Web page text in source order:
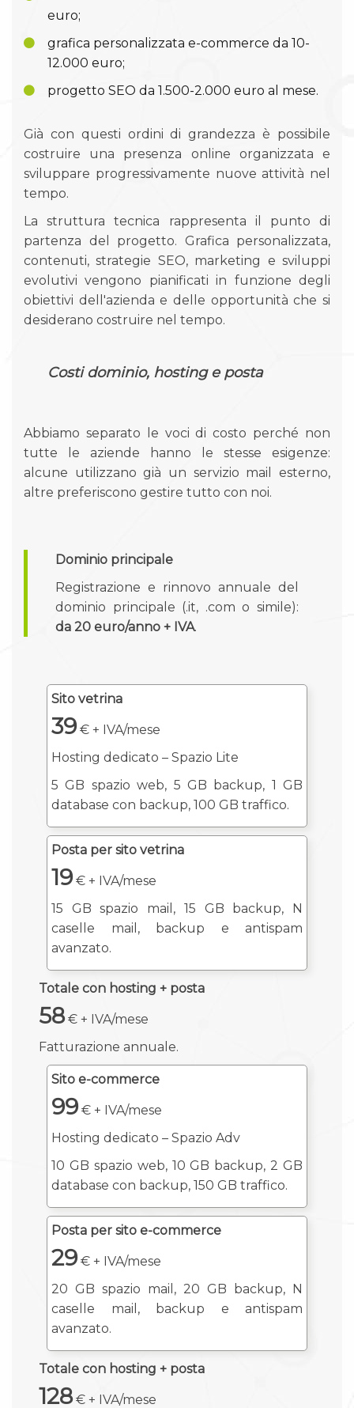
euro;
grafica personalizzata e-commerce da 10-
12.000 euro;
progetto SEO da 1.500-2.000 euro al mese.
Già con questi ordini di grandezza è possibile
costruire una presenza online organizzata e
sviluppare progressivamente nuove attività nel
tempo.
La struttura tecnica rappresenta il punto di
partenza del progetto. Grafica personalizzata,
contenuti, strategie SEO, marketing e sviluppi
evolutivi vengono pianificati in funzione degli
obiettivi dell'azienda e delle opportunità che si
desiderano costruire nel tempo.
Costi dominio, hosting e posta
Abbiamo separato le voci di costo perché non
tutte le aziende hanno le stesse esigenze:
alcune utilizzano già un servizio mail esterno,
altre preferiscono gestire tutto con noi.
Dominio principale
Registrazione e rinnovo annuale del
dominio principale (.it, .com o simile):
da 20 euro/anno + IVA.
Sito vetrina
39€ + IVA/mese
Hosting dedicato – Spazio Lite
5 GB spazio web, 5 GB backup, 1 GB
database con backup, 100 GB traffico.
Posta per sito vetrina
19€ + IVA/mese
15 GB spazio mail, 15 GB backup, N
caselle mail, backup e antispam
avanzato.
Totale con hosting + posta
58€ + IVA/mese
Fatturazione annuale.
Sito e-commerce
99€ + IVA/mese
Hosting dedicato – Spazio Adv
10 GB spazio web, 10 GB backup, 2 GB
database con backup, 150 GB traffico.
Posta per sito e-commerce
29€ + IVA/mese
20 GB spazio mail, 20 GB backup, N
caselle mail, backup e antispam
avanzato.
Totale con hosting + posta
128€ + IVA/mese